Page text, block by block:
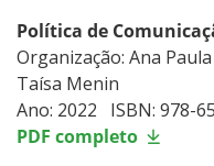
Política de
Organização: Ana
Taísa Menin
Ano: 2022 ISBN: 978-
PDF completo